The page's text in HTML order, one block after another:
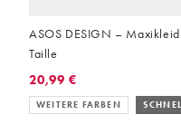
ASOS DESIGN –
Taille
20,99 €
WEITERE FARBEN